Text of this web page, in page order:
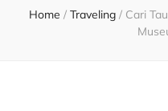
Home / Traveling / Cari